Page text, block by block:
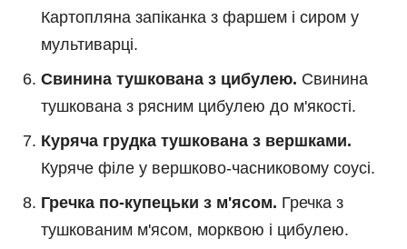
Картопляна запіканка з фаршем і сиром у
мультиварці.
Свинина тушкована з цибулею. Свинина
тушкована з рясним цибулею до м'якості.
Куряча грудка тушкована з вершками.
Куряче філе у вершково-часниковому соусі.
Гречка по-купецьки з м'ясом. Гречка з
тушкованим м'ясом, морквою і цибулею.